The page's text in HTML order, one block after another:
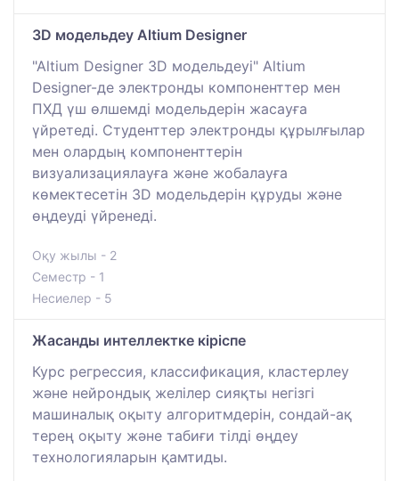
3D модельдеу Altium Designer
"Altium Designer 3D модельдеуі" Altium
Designer-де электронды компоненттер мен
ПХД үш өлшемді модельдерін жасауға
үйретеді. Студенттер электронды құрылғылар
мен олардың компоненттерін
визуализациялауға және жобалауға
көмектесетін 3D модельдерін құруды және
өңдеуді үйренеді.
Оқу жылы - 2
Семестр - 1
Несиелер - 5
Жасанды интеллектке кіріспе
Курс регрессия, классификация, кластерлеу
және нейрондық желілер сияқты негізгі
машиналық оқыту алгоритмдерін, сондай-ақ
терең оқыту және табиғи тілді өңдеу
технологияларын қамтиды.